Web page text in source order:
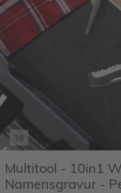
1/9
Multitool - 10in1
Namensgravur -